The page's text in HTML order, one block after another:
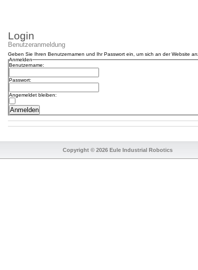
Login
Benutzeranmeldung
Geben Sie Ihren Benutzernamen und Ihr Passwort ein, um sich an der Website
Anmelden
Benutzername:
Passwort:
Angemeldet bleiben:
Copyright © 2026 Eule Industrial Robotics